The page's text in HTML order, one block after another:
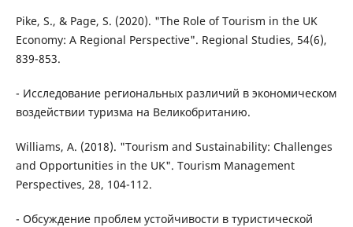
Pike, S., & Page, S. (2020). "The Role of Tourism in the UK
Economy: A Regional Perspective". Regional Studies, 54(6),
839-853.
- Исследование региональных различий в экономическом
воздействии туризма на Великобританию.
Williams, A. (2018). "Tourism and Sustainability: Challenges
and Opportunities in the UK". Tourism Management
Perspectives, 28, 104-112.
- Обсуждение проблем устойчивости в туристической